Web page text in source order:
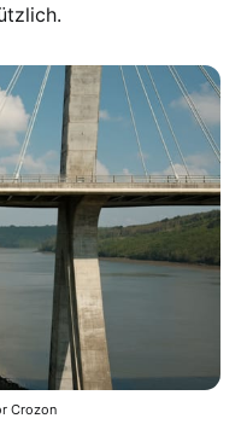
Crozon